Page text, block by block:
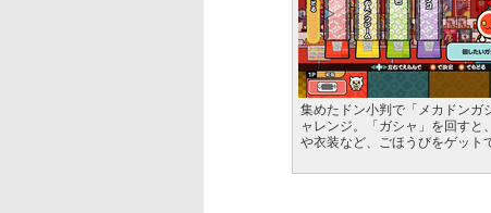
集めたドン小判で「メカドンガ
ャレンジ。「ガシャ」を回すと
や衣装など、ごほうびをゲット